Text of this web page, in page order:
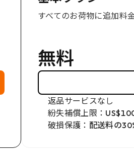
すべてのお荷物に追加料
無料
返品サービスなし
紛失補償上限：
破損保護： 配送料の